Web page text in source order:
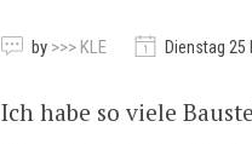
by >>> KLE Dienstag 25
Ich habe so viele